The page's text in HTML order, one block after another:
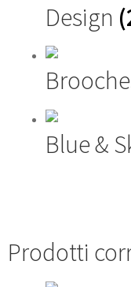
Design
Blue &
Prodotti